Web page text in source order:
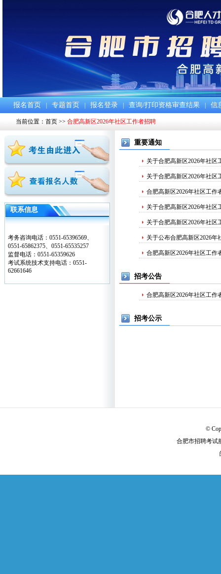
报名首页 专题首页 报名登录 查询/打印资格审查结果 信
当前位置： 首页 >> 合肥高新区2026年社区工作者招聘
联系信息
考务咨询电话：0551-65396569、
0551-65862375、0551-65535257
监督电话：0551-65359626
考试系统技术支持电话：0551-
62661646
重要通知
关于合肥高新区2026年社
关于合肥高新区2026年社
合肥高新区2026年社区工作
关于合肥高新区2026年社
关于合肥高新区2026年社
关于公布合肥高新区2026
合肥高新区2026年社区工作
招考公告
合肥高新区2026年社区工作
招考公示
©
合肥市招聘考试